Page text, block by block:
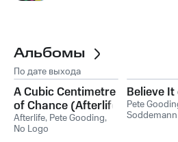
Альбомы
По дате выхода
A Cubic Centimetre
of Chance (Afterlife
& Pete Gooding
Present No Logo)
Afterlife, Pete Gooding,
No Logo
Believe
Pete
Soddemann